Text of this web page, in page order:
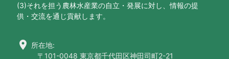
(3)それを担う農林水産業の自立・発展に対し、情報の提
供・交流を通じ貢献します。
location_on 所在地:
〒101-0048 東京都千代田区神田司町2-21